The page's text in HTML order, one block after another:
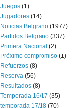
Juegos (1)
Jugadores (14)
Noticias Belgrano (1977)
Partidos Belgrano (337)
Primera Nacional (2)
Próximo compromiso (1)
Refuerzos (8)
Reserva (56)
Resultados (8)
Temporada 16/17 (35)
temporada 17/18 (70)